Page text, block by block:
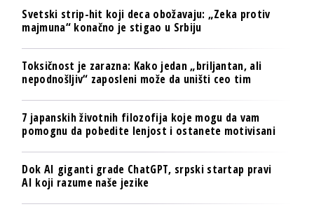
Svetski strip-hit koji deca obožavaju: „Zeka protiv
majmuna“ konačno je stigao u Srbiju
Toksičnost je zarazna: Kako jedan „briljantan, ali
nepodnošljiv“ zaposleni može da uništi ceo tim
7 japanskih životnih filozofija koje mogu da vam
pomognu da pobedite lenjost i ostanete motivisani
Dok AI giganti grade ChatGPT, srpski startap pravi
AI koji razume naše jezike